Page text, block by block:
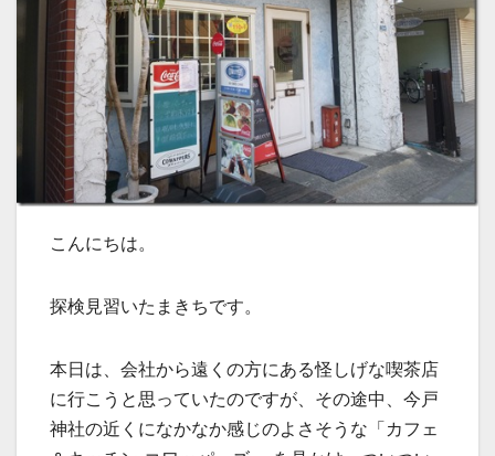
こんにちは。
探検見習いたまきちです。
本日は、会社から遠くの方にある怪しげな喫茶店
に行こうと思っていたのですが、その途中、今戸
神社の近くになかなか感じのよさそうな「カフェ